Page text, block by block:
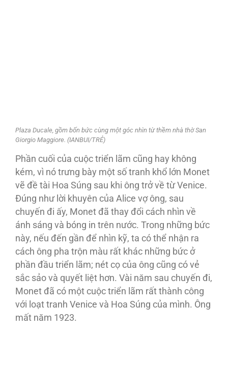
Plaza Ducale, gồm bốn bức cùng một góc nhìn từ thềm nhà thờ San
Giorgio Maggiore. (IANBUI/TRẺ)
Phần cuối của cuộc triển lãm cũng hay không
kém, vì nó trưng bày một số tranh khổ lớn Monet
vẽ đề tài Hoa Súng sau khi ông trở về từ Venice.
Đúng như lời khuyên của Alice vợ ông, sau
chuyến đi ấy, Monet đã thay đổi cách nhìn về
ánh sáng và bóng in trên nước. Trong những bức
này, nếu đến gần để nhìn kỹ, ta có thể nhận ra
cách ông pha trộn màu rất khác những bức ở
phần đầu triển lãm; nét cọ của ông cũng có vẻ
sắc sảo và quyết liệt hơn. Vài năm sau chuyến đi,
Monet đã có một cuộc triển lãm rất thành công
với loạt tranh Venice và Hoa Súng của mình. Ông
mất năm 1923.